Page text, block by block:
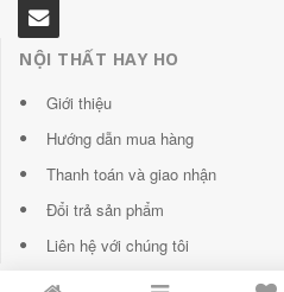
NỘI THẤT HAY HO
Giới thiệu
Hướng dẫn mua hàng
Thanh toán và giao nhận
Đổi trả sản phẩm
Liên hệ với chúng tôi